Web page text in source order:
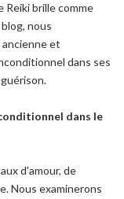
Reiki brille comme
nous
et
dans ses
dans le
d'amour, de
Nous examinerons